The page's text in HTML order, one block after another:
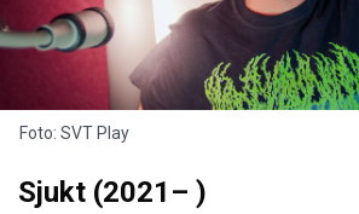
Foto: SVT Play
Sjukt (2021– )